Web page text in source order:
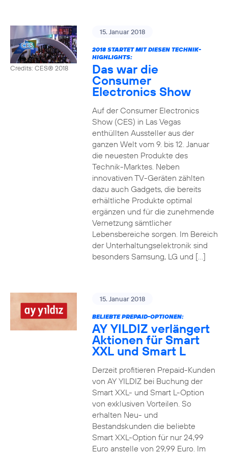
Credits: CES® 2018
15. Januar 2018
2018 STARTET MIT DIESEN TECHNIK-
HIGHLIGHTS:
Das war die
Consumer
Electronics Show
Auf der Consumer Electronics
Show (CES) in Las Vegas
enthüllten Aussteller aus der
ganzen Welt vom 9. bis 12. Januar
die neuesten Produkte des
Technik-Marktes. Neben
innovativen TV-Geräten zählten
dazu auch Gadgets, die bereits
erhältliche Produkte optimal
ergänzen und für die zunehmende
Vernetzung sämtlicher
Lebensbereiche sorgen. Im Bereich
der Unterhaltungselektronik sind
besonders Samsung, LG und […]
15. Januar 2018
BELIEBTE PREPAID-OPTIONEN:
AY YILDIZ verlängert
Aktionen für Smart
XXL und Smart L
Derzeit profitieren Prepaid-Kunden
von AY YILDIZ bei Buchung der
Smart XXL- und Smart L-Option
von exklusiven Vorteilen. So
erhalten Neu- und
Bestandskunden die beliebte
Smart XXL-Option für nur 24,99
Euro anstelle von 29,99 Euro. Im